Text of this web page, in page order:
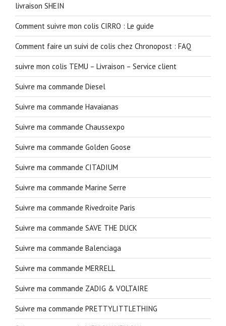
livraison SHEIN
Comment suivre mon colis CIRRO : Le guide
Comment faire un suivi de colis chez Chronopost : FAQ
suivre mon colis TEMU – Livraison – Service client
Suivre ma commande Diesel
Suivre ma commande Havaianas
Suivre ma commande Chaussexpo
Suivre ma commande Golden Goose
Suivre ma commande CITADIUM
Suivre ma commande Marine Serre
Suivre ma commande Rivedroite Paris
Suivre ma commande SAVE THE DUCK
Suivre ma commande Balenciaga
Suivre ma commande MERRELL
Suivre ma commande ZADIG & VOLTAIRE
Suivre ma commande PRETTYLITTLETHING